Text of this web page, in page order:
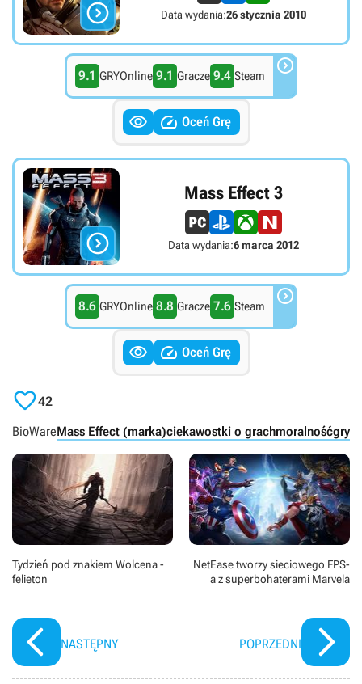
 Data wydania:26 stycznia 2010
9.1 GRYOnline 9.1 Gracze 9.4 Steam 
  Oceń Grę

Mass Effect 3
Data wydania:6 marca 2012
8.6 GRYOnline 8.8 Gracze 7.6 Steam 
  Oceń Grę
42
BioWareMass Effect (marka)ciekawostki o grachmoralnośćgry
Tydzień pod znakiem Wolcena -
felieton
NASTĘPNY
NetEase tworzy sieciowego FPS-
a z superbohaterami Marvela
POPRZEDNI